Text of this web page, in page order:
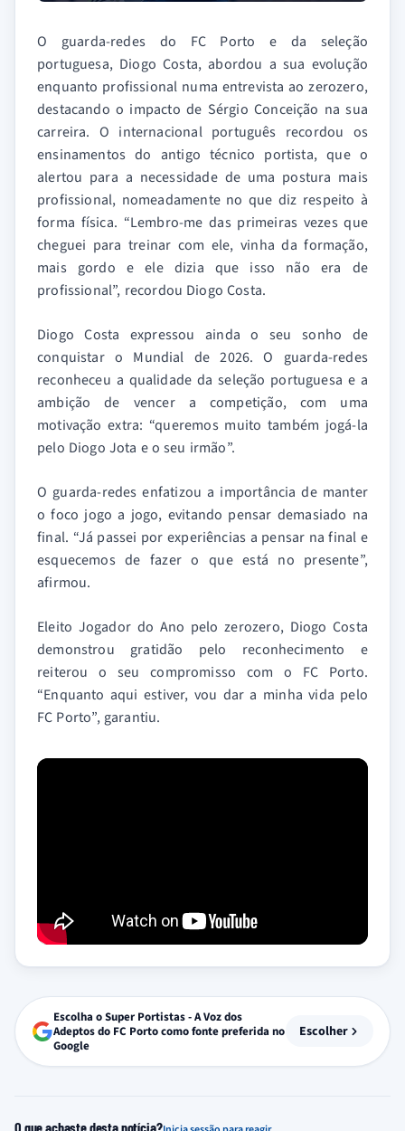
O guarda-redes do FC Porto e da seleção
portuguesa, Diogo Costa, abordou a sua evolução
enquanto profissional numa entrevista ao zerozero,
destacando o impacto de Sérgio Conceição na sua
carreira. O internacional português recordou os
ensinamentos do antigo técnico portista, que o
alertou para a necessidade de uma postura mais
profissional, nomeadamente no que diz respeito à
forma física. “Lembro-me das primeiras vezes que
cheguei para treinar com ele, vinha da formação,
mais gordo e ele dizia que isso não era de
profissional”, recordou Diogo Costa.
Diogo Costa expressou ainda o seu sonho de
conquistar o Mundial de 2026. O guarda-redes
reconheceu a qualidade da seleção portuguesa e a
ambição de vencer a competição, com uma
motivação extra: “queremos muito também jogá-la
pelo Diogo Jota e o seu irmão”.
O guarda-redes enfatizou a importância de manter
o foco jogo a jogo, evitando pensar demasiado na
final. “Já passei por experiências a pensar na final e
esquecemos de fazer o que está no presente”,
afirmou.
Eleito Jogador do Ano pelo zerozero, Diogo Costa
demonstrou gratidão pelo reconhecimento e
reiterou o seu compromisso com o FC Porto.
“Enquanto aqui estiver, vou dar a minha vida pelo
FC Porto”, garantiu.
Escolha o Super Portistas - A Voz dos
Adeptos do FC Porto como fonte preferida no
Google
Escolher
O que achaste desta notícia?